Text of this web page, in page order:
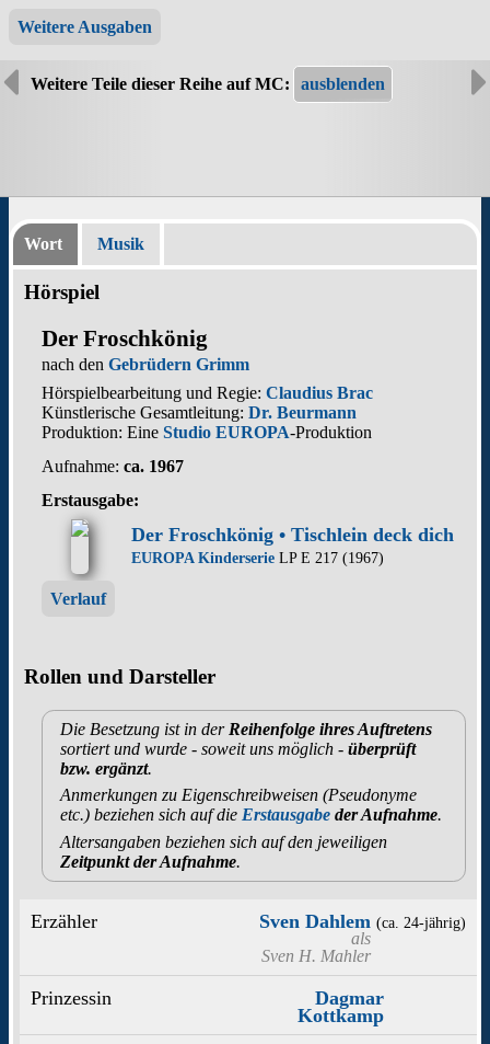
Weitere Ausgaben
Weitere Teile dieser Reihe auf MC:
Wort Musik
Hörspiel
Der Froschkönig
nach den Gebrüdern Grimm
Hörspielbearbeitung und Regie: Claudius Brac
Künstlerische Gesamtleitung: Dr. Beurmann
Produktion: Eine Studio EUROPA-Produktion
Aufnahme: ca. 1967
Erstausgabe:
Der Froschkönig • Tischlein deck dich
EUROPA Kinderserie LP E 217 (1967)
Verlauf
Rollen und Darsteller
Die Besetzung ist in der Reihenfolge ihres Auftretens
sortiert und wurde - soweit uns möglich - überprüft
bzw. ergänzt.
Anmerkungen zu Eigenschreibweisen (Pseudonyme
etc.) beziehen sich auf die Erstausgabe der Aufnahme.
Altersangaben beziehen sich auf den jeweiligen
Zeitpunkt der Aufnahme.
Erzähler Sven Dahlem
als
Sven H. Mahler
(ca. 24‑jährig)
Prinzessin
Dagmar
Kottkamp